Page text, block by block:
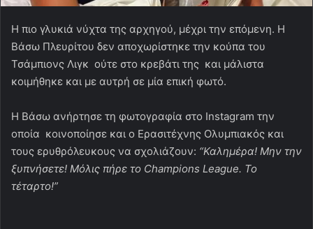
Η πιο γλυκιά νύχτα της αρχηγού, μέχρι την επόμενη. Η
Βάσω Πλευρίτου δεν αποχωρίστηκε την κούπα του
Τσάμπιονς Λιγκ ούτε στο κρεβάτι της και μάλιστα
κοιμήθηκε και με αυτρή σε μία επική φωτό.
Η Βάσω ανήρτησε τη φωτογραφία στο Instagram την
οποία κοινοποίησε και ο Ερασιτέχνης Ολυμπιακός και
τους ερυθρόλευκους να σχολιάζουν: “Καλημέρα! Μην την
ξυπνήσετε! Μόλις πήρε το Champions League. Το
τέταρτο!”